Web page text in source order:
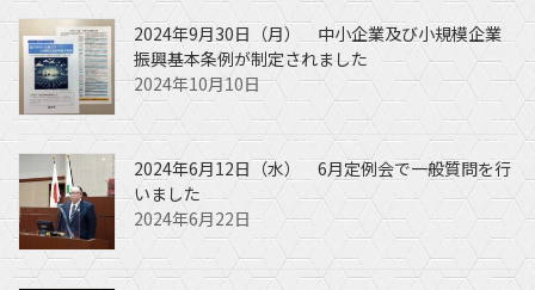
2024年9月30日（月） 中小企業及び小規模企業
振興基本条例が制定されました
2024年10月10日
2024年6月12日（水） 6月定例会で一般質問を行
いました
2024年6月22日